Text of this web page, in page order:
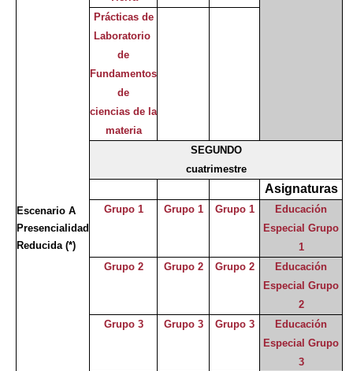
Escenario A
Presencialidad
Reducida(*)
Prácticas de
Laboratorio
de
Fundamentos
de
ciencias de la
materia
SEGUNDO
cuatrimestre
Asignaturas
Grupo 1 Grupo 1 Grupo 1
Educación
Especial Grupo
1
Grupo 2
Grupo 2 Grupo 2
Educación
Especial Grupo
2
Grupo 3
Grupo 3 Grupo 3
Educación
Especial Grupo
3